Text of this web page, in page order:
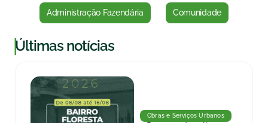
Administração Fazendária Comunidade
|Últimas notícias
Obras e Serviços Urbanos